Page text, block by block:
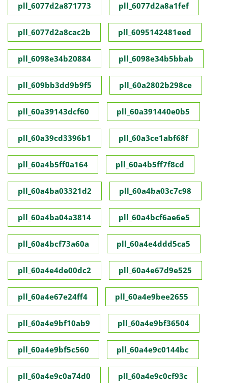
pll_6077d2a871773 pll_6077d2a8a1fef
pll_6077d2a8cac2b pll_6095142481eed
pll_6098e34b20884 pll_6098e34b5bbab
pll_609bb3dd9b9f5 pll_60a2802b298ce
pll_60a39143dcf60 pll_60a391440e0b5
pll_60a39cd3396b1 pll_60a3ce1abf68f
pll_60a4b5ff0a164 pll_60a4b5ff7f8cd
pll_60a4ba03321d2 pll_60a4ba03c7c98
pll_60a4ba04a3814 pll_60a4bcf6ae6e5
pll_60a4bcf73a60a pll_60a4e4ddd5ca5
pll_60a4e4de00dc2 pll_60a4e67d9e525
pll_60a4e67e24ff4 pll_60a4e9bee2655
pll_60a4e9bf10ab9 pll_60a4e9bf36504
pll_60a4e9bf5c560 pll_60a4e9c0144bc
pll_60a4e9c0a74d0 pll_60a4e9c0cf93c